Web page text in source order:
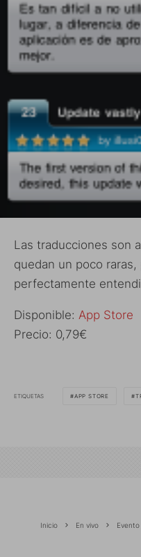
Las traducciones son
quedan un poco
perfectamente
Disponible: App Store
Precio: 0,79€
ETIQUETAS APP STORE
Inicio En vivo Evento